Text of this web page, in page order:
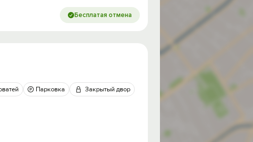
Бесплатая отмена
Парковка
Закрытый двор